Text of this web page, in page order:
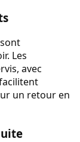
Les
avec
un retour en